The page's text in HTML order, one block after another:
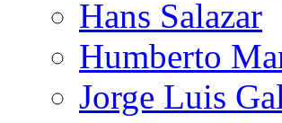
Hans Salazar
Humberto
Jorge Luis